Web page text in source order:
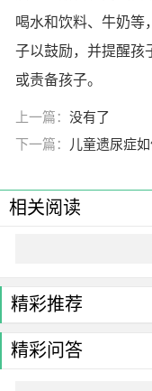
喝水和饮料、牛奶等
子以鼓励，并提醒孩
或责备孩子。
上一篇： 没有了
下一篇：
儿童遗尿症如
相关阅读
精彩推荐
精彩问答